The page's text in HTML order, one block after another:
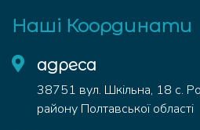
Наші Координати
адреса
38751 вул. Шкільна, 18 с.
району Полтавської області